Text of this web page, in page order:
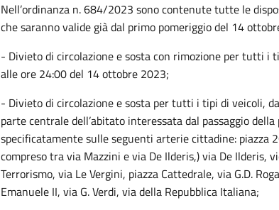
Nell’ordinanza n. 684/2023 sono contenute tutte le
che saranno valide già dal primo pomeriggio del 14
- Divieto di circolazione e sosta con rimozione per tutti i
alle ore 24:00 del 14 ottobre 2023;
- Divieto di circolazione e sosta per tutti i tipi di veicoli,
parte centrale dell’abitato interessata dal passaggio
specificatamente sulle seguenti arterie cittadine:
compreso tra via Mazzini e via De Ilderis,) via De Ilderis,
Terrorismo, via Le Vergini, piazza Cattedrale, via G.D.
Emanuele II, via G. Verdi, via della Repubblica Italiana;